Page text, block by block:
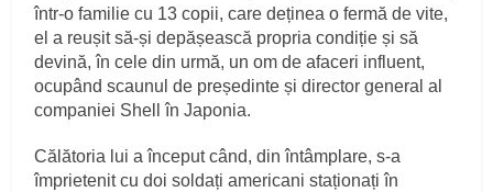
într-o familie cu 13 copii, care deținea o fermă de vite,
el a reușit să-și depășească propria condiție și să
devină, în cele din urmă, un om de afaceri influent,
ocupând scaunul de președinte și director general al
companiei Shell în Japonia.
Călătoria lui a început când, din întâmplare, s-a
împrietenit cu doi soldați americani staționați în